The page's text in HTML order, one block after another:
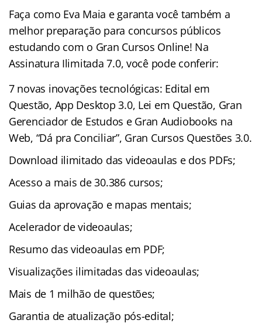
Faça como Eva Maia e garanta você também a
melhor preparação para concursos públicos
estudando com o Gran Cursos Online! Na
Assinatura Ilimitada 7.0, você pode conferir:
7 novas inovações tecnológicas: Edital em
Questão, App Desktop 3.0, Lei em Questão, Gran
Gerenciador de Estudos e Gran Audiobooks na
Web, “Dá pra Conciliar”, Gran Cursos Questões 3.0.
Download ilimitado das videoaulas e dos PDFs;
Acesso a mais de 30.386 cursos;
Guias da aprovação e mapas mentais;
Acelerador de videoaulas;
Resumo das videoaulas em PDF;
Visualizações ilimitadas das videoaulas;
Mais de 1 milhão de questões;
Garantia de atualização pós-edital;